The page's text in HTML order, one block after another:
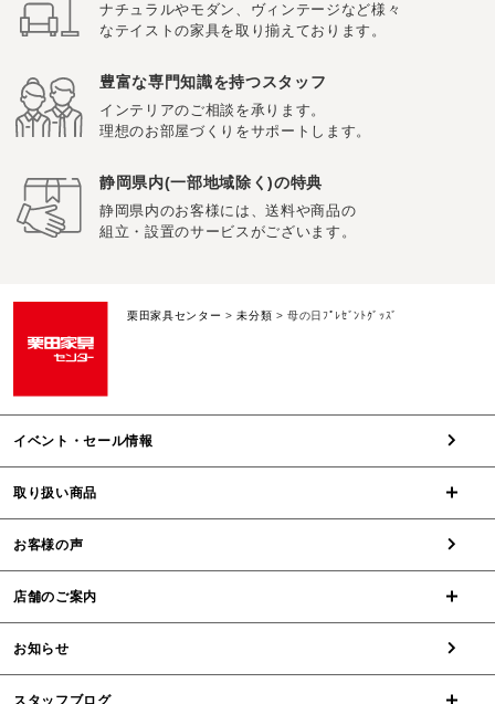
ナチュラルやモダン、ヴィンテージなど様々
なテイストの家具を取り揃えております。
豊富な専門知識を持つスタッフ
インテリアのご相談を承ります。
理想のお部屋づくりをサポートします。
静岡県内(一部地域除く)の特典
静岡県内のお客様には、送料や商品の
組立・設置のサービスがございます。
栗田家具センター >未分類 >母の日ﾌﾟﾚｾﾞﾝﾄｸﾞｯｽﾞ
イベント・セール情報
取り扱い商品
お客様の声
店舗のご案内
お知らせ
スタッフブログ